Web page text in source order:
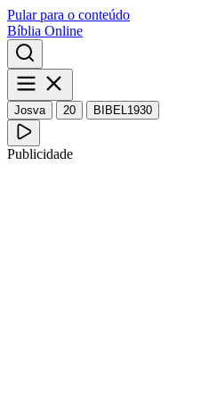
Pular para o conteúdo
Bíblia Online
Josva 20 BIBEL1930
Publicidade